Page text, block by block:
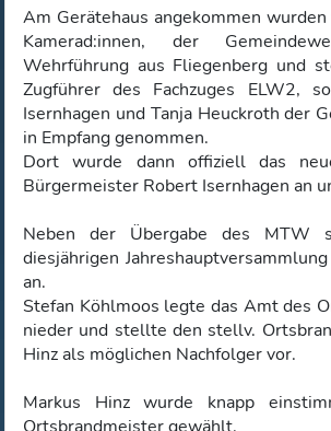
Am Gerätehaus angekommen
Kamerad:innen, der
Wehrführung aus Fliegenberg und
Zugführer des Fachzuges ELW2,
Isernhagen und Tanja Heuckroth der
in Empfang genommen.
Dort wurde dann offiziell das
Bürgermeister Robert Isernhagen an
Neben der Übergabe des MTW
diesjährigen
an.
Stefan Köhlmoos legte das Amt des
nieder und stellte den stellv.
Hinz als möglichen Nachfolger vor.
Markus Hinz wurde knapp